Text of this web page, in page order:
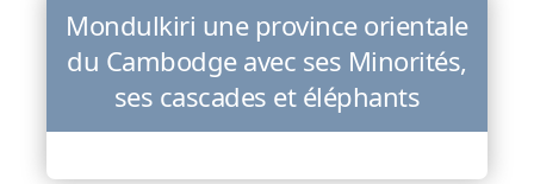
Mondulkiri une province orientale
du Cambodge avec ses Minorités,
ses cascades et éléphants